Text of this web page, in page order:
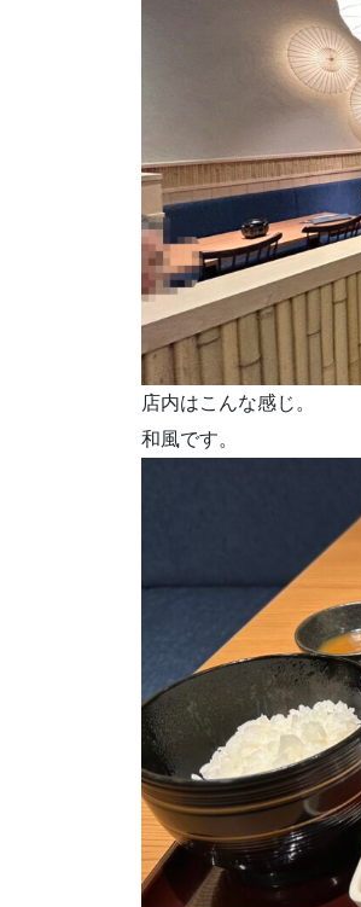
店内はこんな感じ。
和風です。